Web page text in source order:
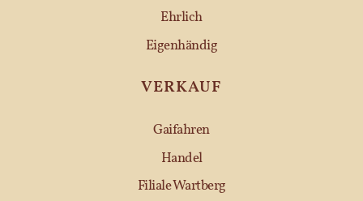
Ehrlich
Eigenhändig
VERKAUF
Gaifahren
Handel
Filiale Wartberg